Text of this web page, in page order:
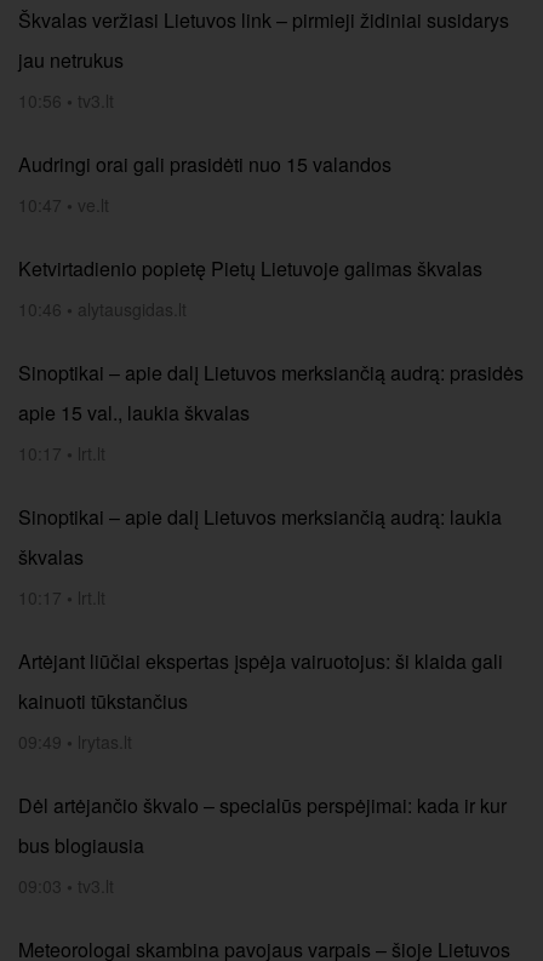
Škvalas veržiasi Lietuvos link – pirmieji židiniai susidarys
jau netrukus
10:56 • tv3.lt
Audringi orai gali prasidėti nuo 15 valandos
10:47 • ve.lt
Ketvirtadienio popietę Pietų Lietuvoje galimas škvalas
10:46 • alytausgidas.lt
Sinoptikai – apie dalį Lietuvos merksiančią audrą: prasidės
apie 15 val., laukia škvalas
10:17 • lrt.lt
Sinoptikai – apie dalį Lietuvos merksiančią audrą: laukia
škvalas
10:17 • lrt.lt
Artėjant liūčiai ekspertas įspėja vairuotojus: ši klaida gali
kainuoti tūkstančius
09:49 • lrytas.lt
Dėl artėjančio škvalo – specialūs perspėjimai: kada ir kur
bus blogiausia
09:03 • tv3.lt
Meteorologai skambina pavojaus varpais – šioje Lietuvos